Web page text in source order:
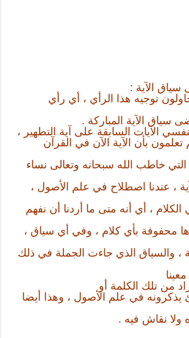
الآية :
توجيه هذا الرأي ، أي رأي
سياق الآية المباركة .
الآيات السابقة على آية التطهير ،
تعلمون بأن الآية الآن في القرآن
خاطب الله سبحانه وتعالى نساء
، عندنا اصطلاح في علم الأصول ،
، أي أنه متى ما أردنا أن نفهم
محفوفة بأي كلام ، وفي أي سياق ،
، والسياق الذي جاءت الجملة في ذلك
من تلك الكلمة أو
يذكرونه في علم الأصول ، وهذا أيضا
نقاش فيه .